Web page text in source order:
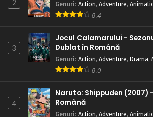
2 Genuri: Action, Adventure,
8.4
3
Jocul Calamarului -
Dublat în Română
Genuri: Action, Adventure, Drama,
8.0
4
Naruto: Shippuden
Română
Genuri: Action, Adventure,